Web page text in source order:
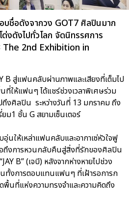
บชื่อดังจากวง GOT7 ศิลปินมาก
งดังไปทั่วโลก จัดนิทรรศการ
The 2nd Exhibition in
B สู่แฟนคลับผ่านภาพและเสียงที่เต็มไป
ที่ให้แฟนๆ ได้แชร์ช่วงเวลาพิเศษร่วม
งศิลปิน ระหว่างวันที่ 13 มกราคม ถึง
ม1 ชั้น G สยามเซ็นเตอร์
นให้เหล่าแฟนคลับและอากาเซ่หัวใจฟู
ถึงการหวนกลับคืนสู่สิ่งที่รักของศิลปิน
B” (เจบี) หลังจากห่างหายไปช่วง
ทั้งการตอบแทนแฟนๆ ที่เฝ้ารอการก
พื้นที่แห่งความทรงจำและความคิดถึง